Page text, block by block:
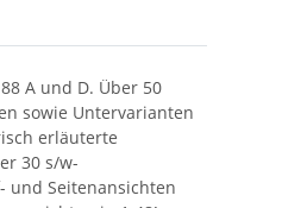
A und D. Über 50
sowie Untervarianten
erläuterte
30 s/w-
und Seitenansichten